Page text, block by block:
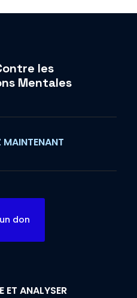
les
Mentales
MAINTENANT
don
ET ANALYSER